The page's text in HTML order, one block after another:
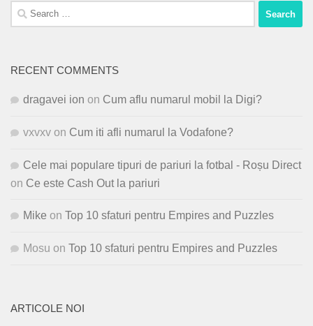
Search
for:
RECENT COMMENTS
dragavei ion on Cum aflu numarul mobil la Digi?
vxvxv on Cum iti afli numarul la Vodafone?
Cele mai populare tipuri de pariuri la fotbal - Roșu Direct
on Ce este Cash Out la pariuri
Mike on Top 10 sfaturi pentru Empires and Puzzles
Mosu on Top 10 sfaturi pentru Empires and Puzzles
ARTICOLE NOI